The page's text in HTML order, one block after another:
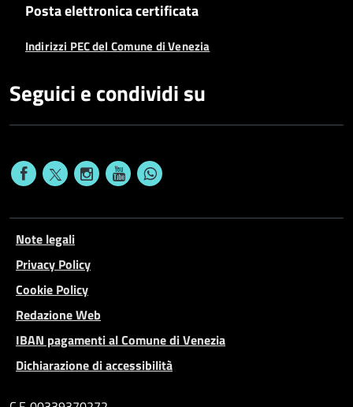
Posta elettronica certificata
Indirizzi PEC del Comune di Venezia
Seguici e condividi su
Note legali
Privacy Policy
Cookie Policy
Redazione Web
IBAN pagamenti al Comune di Venezia
Dichiarazione di accessibilità